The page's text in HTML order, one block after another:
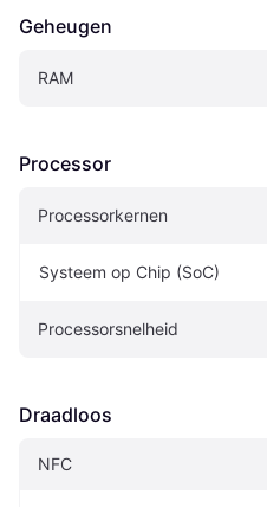
Geheugen
RAM
Processor
Processorkernen
Systeem op Chip (SoC)
Processorsnelheid
Draadloos
NFC